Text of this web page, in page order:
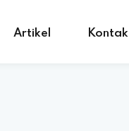
Artikel Kontak